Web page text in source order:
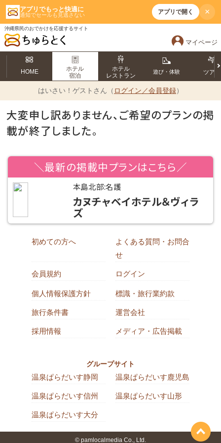
アプリでもっと快適に
通知でセールも見逃さない アプリで開く ×
沖縄県民のおでかけを応援するサイト
マイページ
HOME
ホテル
宿泊
ホテル
レストラン
遊び・体験 ツアー
はいさい！ ゲストさん（ ログイン／会員登録）
大変申し訳ありません、ご希望のプランの掲
載が終了しました。
＼最新の掲載中プランはこちら／
本島北部:名護
カヌチャベイホテル＆ヴィラ
ズ
初めての方へ
よくある質問・お問合
せ
会員規約 ログイン
個人情報保護方針 標識・旅行業約款
旅行条件書 運営会社
採用情報 メディア・広告掲載
グループサイト
温泉ぱらだいす静岡 温泉ぱらだいす鹿児島
温泉ぱらだいす信州 温泉ぱらだいす山形
温泉ぱらだいす大分
© pamlocalmedia Co., Ltd.